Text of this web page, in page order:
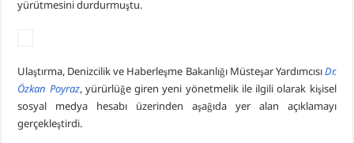
yürütmesini durdurmuştu.
Ulaştırma, Denizcilik ve Haberleşme Bakanlığı Müsteşar YardımcısıDr.
Özkan Poyraz, yürürlüğe giren yeni yönetmelik ile ilgili olarak kişisel
sosyal medya hesabı üzerinden aşağıda yer alan açıklamayı
gerçekleştirdi.